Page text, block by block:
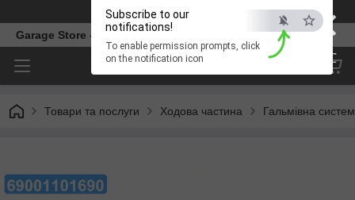
×
ESC
Subscribe to our
notifications!
To enable permission prompts, click
on the notification icon
Телефон
Garage Store – інтернет магазин автозапчастин.
Товари та послуги Ходова частина Гальмівна